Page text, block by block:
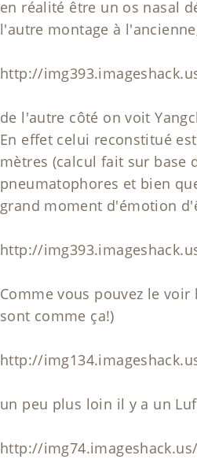
en réalité être un os nasal
l'autre montage à
http://
de l'autre côté on voit
En effet celui reconstitué
mètres (calcul fait sur base
pneumatophores et bien
grand moment d'émotion
http://
Comme vous pouvez le
sont comme ça!)
http://
un peu plus loin il y a un
http://